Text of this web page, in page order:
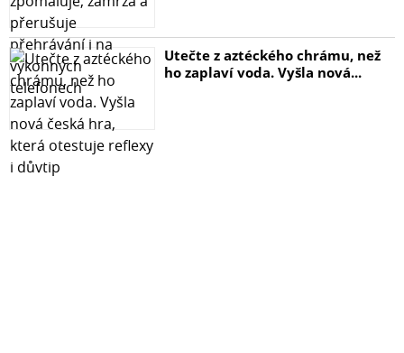
Utečte z aztéckého chrámu, než
ho zaplaví voda. Vyšla nová...